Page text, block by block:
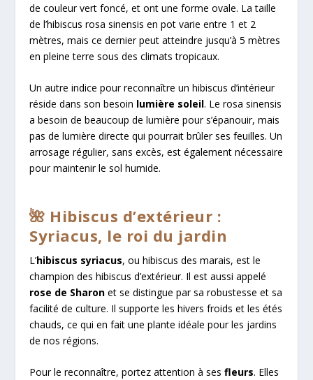
de couleur vert foncé, et ont une forme ovale. La taille
de l’hibiscus rosa sinensis en pot varie entre 1 et 2
mètres, mais ce dernier peut atteindre jusqu’à 5 mètres
en pleine terre sous des climats tropicaux.
Un autre indice pour reconnaître un hibiscus d’intérieur
réside dans son besoin lumière soleil. Le rosa sinensis
a besoin de beaucoup de lumière pour s’épanouir, mais
pas de lumière directe qui pourrait brûler ses feuilles. Un
arrosage régulier, sans excès, est également nécessaire
pour maintenir le sol humide.
🌺 Hibiscus d’extérieur :
Syriacus, le roi du jardin
L’hibiscus syriacus, ou hibiscus des marais, est le
champion des hibiscus d’extérieur. Il est aussi appelé
rose de Sharon et se distingue par sa robustesse et sa
facilité de culture. Il supporte les hivers froids et les étés
chauds, ce qui en fait une plante idéale pour les jardins
de nos régions.
Pour le reconnaître, portez attention à sesfleurs. Elles